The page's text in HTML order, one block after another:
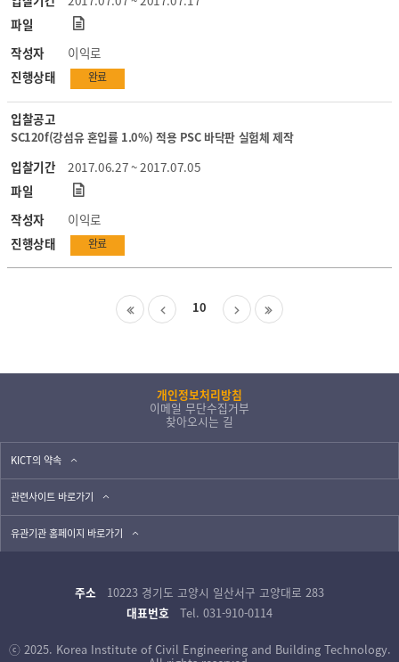
파일
작성자
이익로
진행상태
완료
입찰공고
SC120f(강섬유 혼입률 1.0%) 적용 PSC 바닥판 실험체 제작
입찰기간
2017.06.27 ~ 2017.07.05
파일
작성자
이익로
진행상태
완료
10
개인정보처리방침
이메일 무단수집거부
찾아오시는 길
KICT의 약속
관련사이트 바로가기
유관기관 홈페이지 바로가기
주소
10223 경기도 고양시 일산서구 고양대로 283
대표번호
Tel. 031-910-0114
ⓒ 2025. Korea Institute of Civil Engineering and Building Technology.